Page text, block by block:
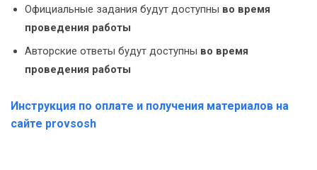
Официальные задания будут доступны во время
проведения работы
Авторские ответы будут доступны во время
проведения работы
Инструкция по оплате и получения материалов на
сайте provsosh